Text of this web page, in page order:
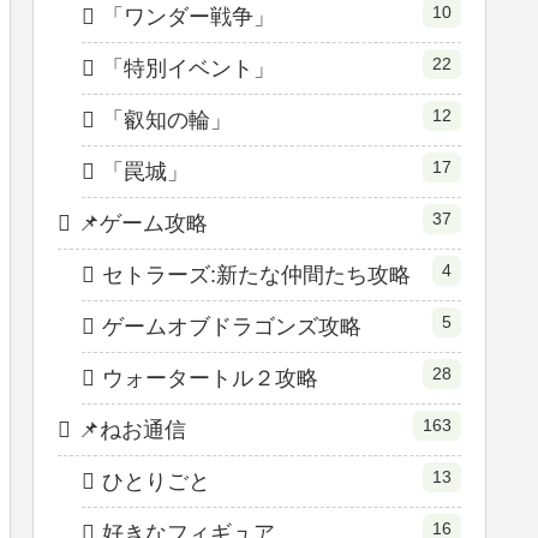
「ワンダー戦争」 10
「特別イベント」 22
「叡知の輪」 12
「罠城」 17
📌ゲーム攻略 37
セトラーズ:新たな仲間たち攻略 4
ゲームオブドラゴンズ攻略 5
ウォータートル２攻略 28
📌ねお通信 163
ひとりごと 13
16